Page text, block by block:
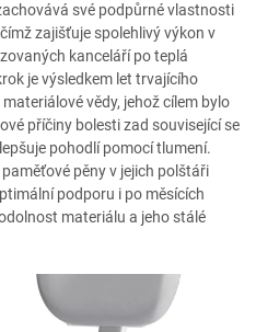
své podpůrné vlastnosti
zajišťuje spolehlivý výkon v
kanceláří po teplá
je výsledkem let trvajícího
vědy, jehož cílem bylo
příčiny bolesti zad související se
pohodlí pomocí tlumení.
pěny v jejich polštáři
podporu i po měsících
materiálu a jeho stálé